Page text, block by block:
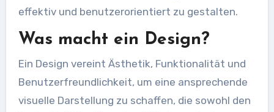
effektiv und benutzerorientiert zu gestalten.
Was macht ein Design?
Ein Design vereint Ästhetik, Funktionalität und
Benutzerfreundlichkeit, um eine ansprechende
visuelle Darstellung zu schaffen, die sowohl den